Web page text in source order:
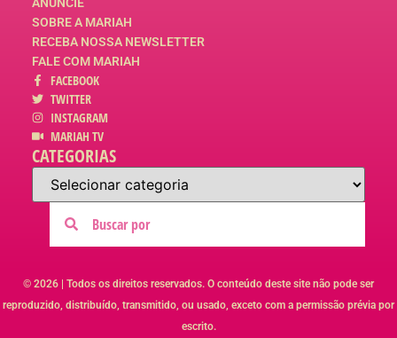
SOBRE A MARIAH
RECEBA NOSSA NEWSLETTER
FALE COM MARIAH
FACEBOOK
TWITTER
INSTAGRAM
MARIAH TV
CATEGORIAS
© 2026 | Todos os direitos reservados. O conteúdo deste site não pode ser
reproduzido, distribuído, transmitido, ou usado, exceto com a permissão prévia por
escrito.